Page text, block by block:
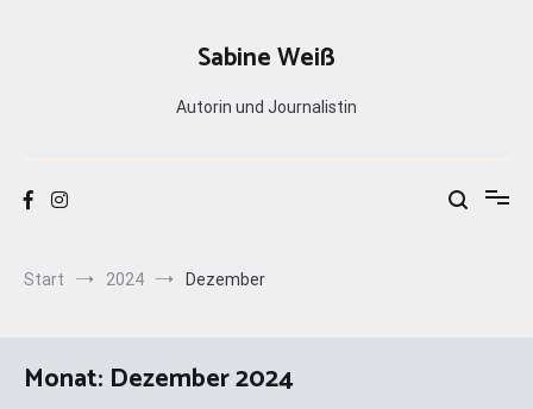
Sabine Weiß
Autorin und Journalistin
Start 2024 Dezember
Monat: Dezember 2024